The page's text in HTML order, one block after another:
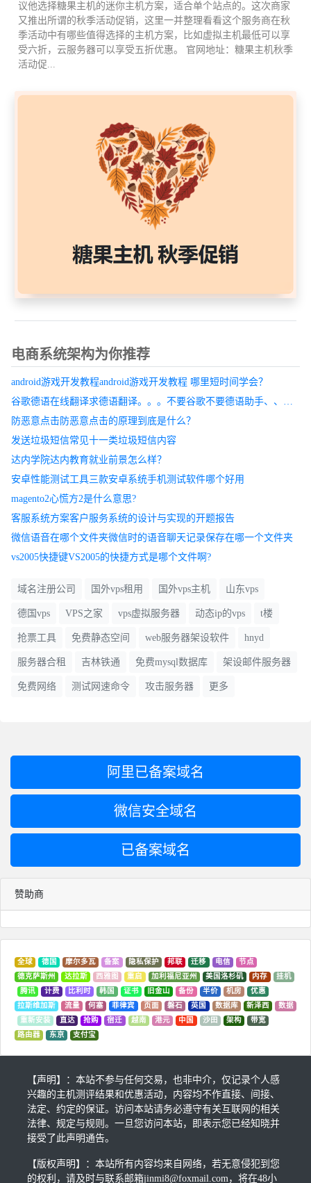
因此，业务管理是涉及商务活动全过程的管理 。
参考资料来源：百度百科—电子商务系统
电子商务体系结构有那七层，急用！
最基本的电于商务应用集中在企业对企业（B2B）、企业对消费者
（B2C）、企业对政府机构（B2G）和消费者对政府机构（C2G）这
四大领域，他们构成了现有电子商务应用进一步拓展的基础，体现
了电子商务体系结构的基本规律，具有类似的运营结构，从而构成
所谓电子商务顶层结构是指多个电子商务实体利用电于商务应用系
统提供的技术手段进行商业、贸易等商务活动，实现商务处理过程
电子商务系统的成员组成包括哪些,它们都扮演
着怎样的功能角色
电子商务基础平台为企业的电子商务应用提供了运行环境和管理工
具及内部袭用的连接。
它是保证电子商务系统具有高扩展性、集中控制、高可靠性的基
电子商务基础平台的目标是提高系统整体性能，是面向系统效率
下面我们就来看看它由哪几部分组成。
力保持均衡 。
它使电子商务系统中硬件性能得到有效的均衡，避免特定的设备或
要，用以实现电子商务系统和其他系统之间的互联以及应用之间的
互操作。
一般来讲，这一部分包括三个方面的内容： 异构系统的连接及通
讯，例如UNIX系统上的WEB服务器与IBM ES9000之间的连接。
应用间的通信接口，保证应用程序通过不可靠信道连接进行时，可
以完成差错恢复及续传，并为应用之间的互操作提供API接口，简化
应用通信的开发工作。
应用和数据库的连接之间的接口。
(3)事务管理 电子商务系统支持的商务活动涉及到大量的联机事务处
理OLTP和OLAP，这就要求系统具备很强的事务处理性能。
事务管理的作用包括量方面，一是保证分布式环境下事务的完整
议他选择糖果主机的迷你主机方案，适合单个站点的。这次商家
又推出所谓的秋季活动促销，这里一并整理看看这个服务商在秋
季活动中有哪些值得选择的主机方案，比如虚拟主机最低可以享
受六折，云服务器可以享受五折优惠。 官网地址：糖果主机秋季
活动促...
电商系统架构为你推荐
android游戏开发教程android游戏开发教程 哪里短时间学会？
谷歌德语在线翻译求德语翻译。。。不要谷歌不要德语助手、、、万分感谢哦！！！
防恶意点击防恶意点击的原理到底是什么？
发送垃圾短信常见十一类垃圾短信内容
达内学院达内教育就业前景怎么样？
安卓性能测试工具三款安卓系统手机测试软件哪个好用
magento2心慌方2是什么意思?
客服系统方案客户服务系统的设计与实现的开题报告
微信语音在哪个文件夹微信时的语音聊天记录保存在哪一个文件夹
vs2005快捷键VS2005的快捷方式是哪个文件啊?
域名注册公司 国外vps租用 国外vps主机 山东vps
德国vps VPS之家 vps虚拟服务器 动态ip的vps t楼
抢票工具 免费静态空间 web服务器架设软件 hnyd
服务器合租 吉林铁通 免费mysql数据库 架设邮件服务器
免费网络 测试网速命令 攻击服务器 更多
阿里已备案域名
微信安全域名
已备案域名
赞助商
全球 德国 摩尔多瓦 备案 隐私保护 邦联 迁移 电信
节点
德克萨斯州
达拉斯 西雅图 重启 加利福尼亚州 美国洛杉矶 内存
挂机
腾讯
计费 比利时 韩国 证书 旧金山 备份 半价 机房
优惠
拉斯维加斯
流量 何塞 菲律宾 页面 磐石 英国 数据库 新泽西
数据
重新安装
直达 抢购 宿迁 越南 港元 中国 沙田 架构
带宽
路由器
东京 支付宝
【声明】：本站不参与任何交易，也非中介，仅记录个人感
兴趣的主机测评结果和优惠活动，内容均不作直接、间接、
法定、约定的保证。访问本站请务必遵守有关互联网的相关
法律、规定与规则。一旦您访问本站，即表示您已经知晓并
接受了此声明通告。
【版权声明】：本站所有内容均来自网络，若无意侵犯到您
的权利，请及时与联系邮箱jinmi8@foxmail.com，将在48小